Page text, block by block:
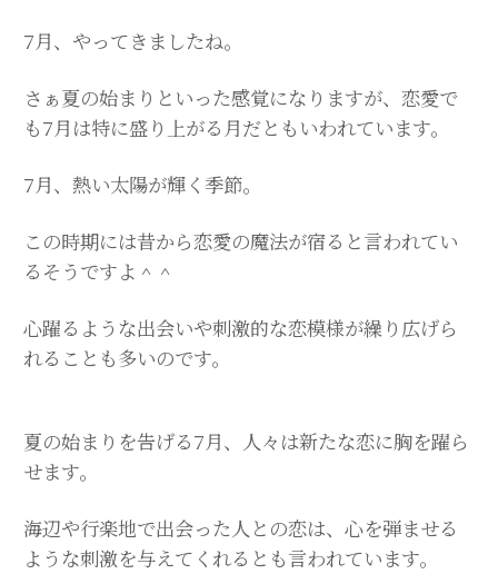
7月、やってきましたね。
さぁ夏の始まりといった感覚になりますが、恋愛で
も7月は特に盛り上がる月だともいわれています。
7月、熱い太陽が輝く季節。
この時期には昔から恋愛の魔法が宿ると言われてい
るそうですよ＾＾
心躍るような出会いや刺激的な恋模様が繰り広げら
れることも多いのです。
夏の始まりを告げる7月、人々は新たな恋に胸を躍ら
せます。
海辺や行楽地で出会った人との恋は、心を弾ませる
ような刺激を与えてくれるとも言われています。